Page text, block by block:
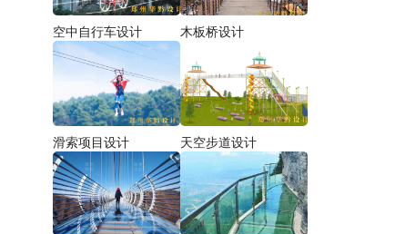
空中自行车设计 木板桥设计
滑索项目设计 天空步道设计